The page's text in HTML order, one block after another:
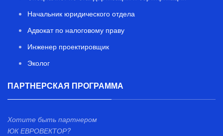
Начальник юридического отдела
Адвокат по налоговому праву
Инженер проектировщик
Эколог
ПАРТНЕРСКАЯ ПРОГРАММА
Хотите быть партнером
ЮК ЕВРОВЕКТОР?